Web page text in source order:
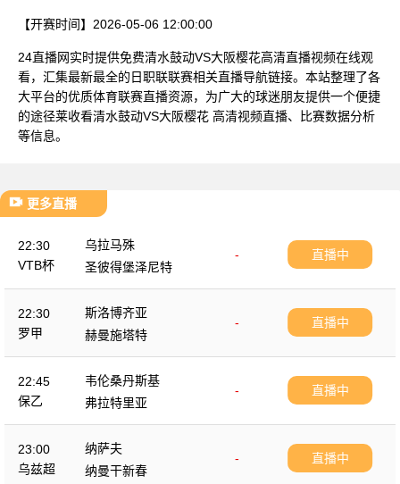
【开赛时间】 2026-05-06 12:00:00
24直播网实时提供免费清水鼓动VS大阪樱花高清直播视频在线观
看，汇集最新最全的日职联联赛相关直播导航链接。本站整理了各
大平台的优质体育联赛直播资源，为广大的球迷朋友提供一个便捷
的途径莱收看清水鼓动VS大阪樱花 高清视频直播、比赛数据分析
等信息。
更多直播
22:30
VTB杯
乌拉马殊
-
圣彼得堡泽尼特
直播中
22:30
罗甲
斯洛博齐亚
-
赫曼施塔特
直播中
22:45
保乙
韦伦桑丹斯基
-
弗拉特里亚
直播中
23:00
乌兹超
纳萨夫
-
纳曼干新春
直播中